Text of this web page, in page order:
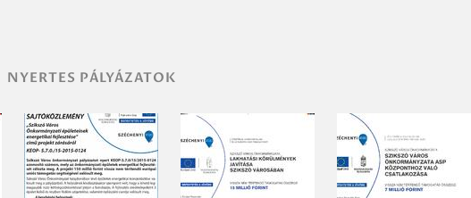
NYERTES PÁLYÁZATOK